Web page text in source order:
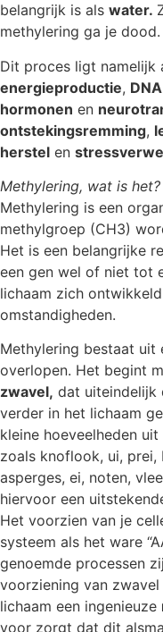
belangrijk is als water.
methylering ga je
Dit proces ligt namelijk
energieproductie, DNA
hormonen en
ontstekingsremming,
herstel en
Methylering, wat is het?
Methylering is een
methylgroep (CH3)
Het is een belangrijke
een gen wel of niet tot
lichaam zich
omstandigheden.
Methylering bestaat uit
overlopen. Het begint
zwavel, dat uiteindelijk
verder in het lichaam
kleine hoeveelheden
zoals knoflook, ui,
asperges, ei, noten,
hiervoor een
Het voorzien van je
systeem als het ware
genoemde processen
voorziening van
lichaam een ingenieuze
voor zorgt dat dit